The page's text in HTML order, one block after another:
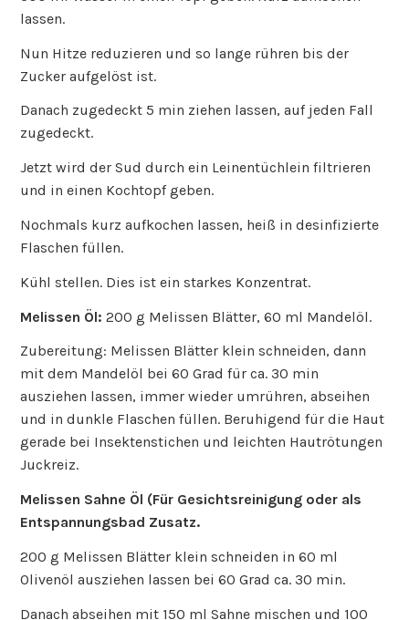
lassen.
Nun Hitze reduzieren und so lange rühren bis der
Zucker aufgelöst ist.
Danach zugedeckt 5 min ziehen lassen, auf jeden Fall
zugedeckt.
Jetzt wird der Sud durch ein Leinentüchlein filtrieren
und in einen Kochtopf geben.
Nochmals kurz aufkochen lassen, heiß in desinfizierte
Flaschen füllen.
Kühl stellen. Dies ist ein starkes Konzentrat.
Melissen Öl: 200 g Melissen Blätter, 60 ml Mandelöl.
Zubereitung: Melissen Blätter klein schneiden, dann
mit dem Mandelöl bei 60 Grad für ca. 30 min
ausziehen lassen, immer wieder umrühren, abseihen
und in dunkle Flaschen füllen. Beruhigend für die Haut
gerade bei Insektenstichen und leichten Hautrötungen
Juckreiz.
Melissen Sahne Öl (Für Gesichtsreinigung oder als
Entspannungsbad Zusatz.
200 g Melissen Blätter klein schneiden in 60 ml
Olivenöl ausziehen lassen bei 60 Grad ca. 30 min.
Danach abseihen mit 150 ml Sahne mischen und 100